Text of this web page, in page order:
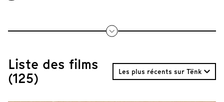
Liste des films
(125) Les plus récents sur Tënk